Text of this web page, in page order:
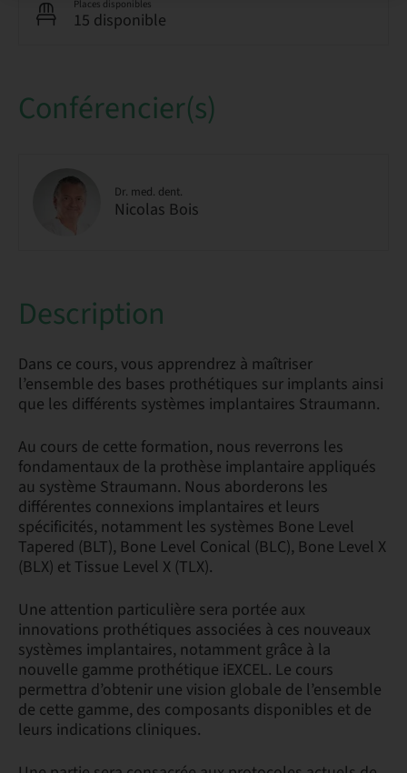
Places disponibles
15 disponible
Conférencier(s)
Dr. med. dent.
Nicolas Bois
Description
Dans ce cours, vous apprendrez à maîtriser
l’ensemble des bases prothétiques sur implants ainsi
que les différents systèmes implantaires Straumann.
Au cours de cette formation, nous reverrons les
fondamentaux de la prothèse implantaire appliqués
au système Straumann. Nous aborderons les
différentes connexions implantaires et leurs
spécificités, notamment les systèmes Bone Level
Tapered (BLT), Bone Level Conical (BLC), Bone Level X
(BLX) et Tissue Level X (TLX).
Une attention particulière sera portée aux
innovations prothétiques associées à ces nouveaux
systèmes implantaires, notamment grâce à la
nouvelle gamme prothétique iEXCEL. Le cours
permettra d’obtenir une vision globale de l’ensemble
de cette gamme, des composants disponibles et de
leurs indications cliniques.